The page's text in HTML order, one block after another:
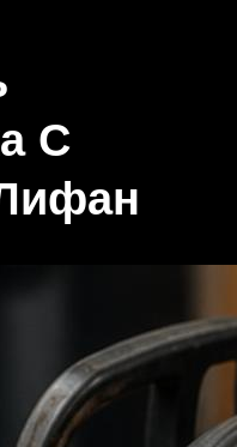
С